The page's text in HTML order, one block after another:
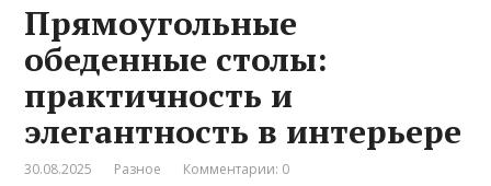
Прямоугольные
обеденные столы:
практичность и
элегантность в интерьере
30.08.2025 Разное Комментарии: 0